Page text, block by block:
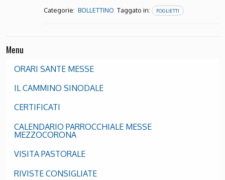
Categorie: BOLLETTINO Taggato in: FOGLIETTI
Menu
ORARI SANTE MESSE
IL CAMMINO SINODALE
CERTIFICATI
CALENDARIO PARROCCHIALE MESSE
MEZZOCORONA
VISITA PASTORALE
RIVISTE CONSIGLIATE